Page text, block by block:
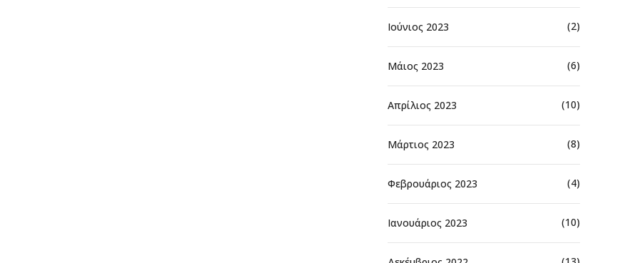
Ιούνιος 2023 (2)
Μάιος 2023 (6)
Απρίλιος 2023 (10)
Μάρτιος 2023 (8)
Φεβρουάριος 2023 (4)
Ιανουάριος 2023 (10)